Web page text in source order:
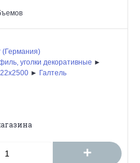
(Германия)
уголки декоративные ►
► Галтель
+